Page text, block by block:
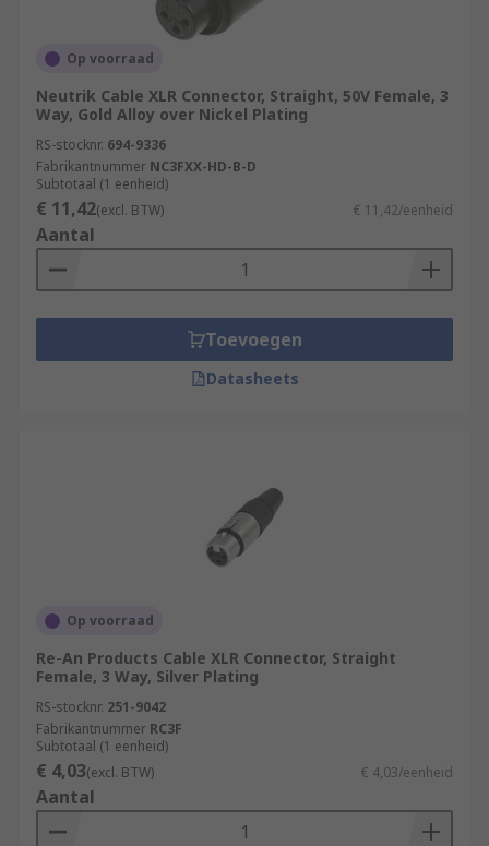
Op voorraad
Neutrik Cable XLR Connector, Straight, 50V Female, 3
Way, Gold Alloy over Nickel Plating
RS-stocknr. 694-9336
Fabrikantnummer NC3FXX-HD-B-D
Subtotaal (1 eenheid)
€ 11,42(excl. BTW) € 11,42/eenheid
Aantal
Toevoegen
Datasheets
Op voorraad
Re-An Products Cable XLR Connector, Straight
Female, 3 Way, Silver Plating
RS-stocknr. 251-9042
Fabrikantnummer RC3F
Subtotaal (1 eenheid)
€ 4,03(excl. BTW) € 4,03/eenheid
Aantal